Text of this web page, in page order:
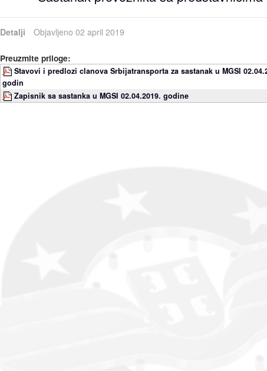
Detalji Objavljeno 02 april 2019
Preuzmite priloge:
Stavovi i predlozi clanova Srbijatransporta za sastanak u MGSI
godin
Zapisnik sa sastanka u MGSI 02.04.2019. godine